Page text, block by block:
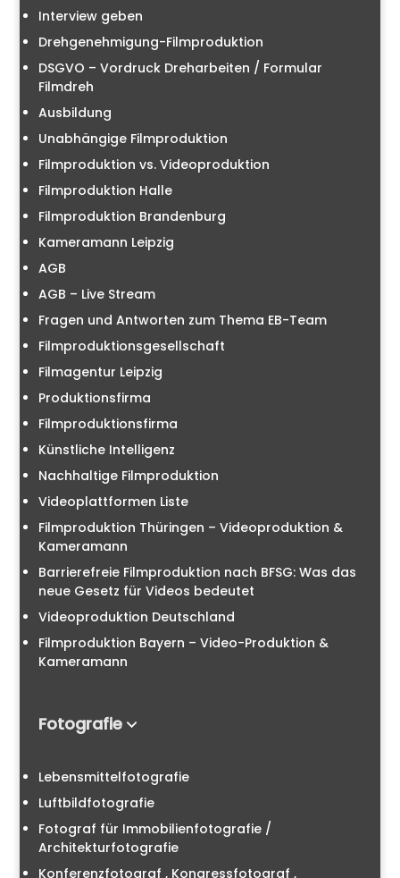
Interview geben
Drehgenehmigung-Filmproduktion
DSGVO – Vordruck Dreharbeiten / Formular
Filmdreh
Ausbildung
Unabhängige Filmproduktion
Filmproduktion vs. Videoproduktion
Filmproduktion Halle
Filmproduktion Brandenburg
Kameramann Leipzig
AGB
AGB – Live Stream
Fragen und Antworten zum Thema EB-Team
Filmproduktionsgesellschaft
Filmagentur Leipzig
Produktionsfirma
Filmproduktionsfirma
Künstliche Intelligenz
Nachhaltige Filmproduktion
Videoplattformen Liste
Filmproduktion Thüringen – Videoproduktion &
Kameramann
Barrierefreie Filmproduktion nach BFSG: Was das
neue Gesetz für Videos bedeutet
Videoproduktion Deutschland
Filmproduktion Bayern – Video-Produktion &
Kameramann
Fotografie
Lebensmittelfotografie
Luftbildfotografie
Fotograf für Immobilienfotografie /
Architekturfotografie
Konferenzfotograf , Kongressfotograf ,